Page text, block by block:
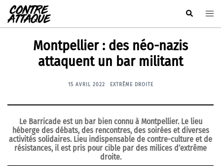
Aller
au
contenu
Rechercher
Montpellier : des néo-nazis
attaquent un bar militant
15 AVRIL 2022 EXTRÊME DROITE
Le Barricade est un bar bien connu à Montpellier. Le lieu
héberge des débats, des rencontres, des soirées et diverses
activités solidaires. Lieu indispensable de contre-culture et de
résistances, il est pris pour cible par des milices d’extrême
droite.